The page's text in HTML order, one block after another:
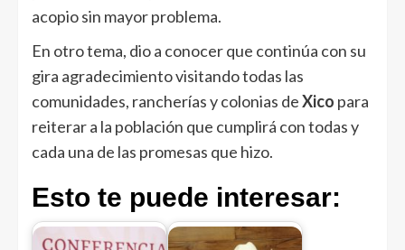
acopio sin mayor problema.
En otro tema, dio a conocer que continúa con su
gira agradecimiento visitando todas las
comunidades, rancherías y colonias deXico para
reiterar a la población que cumplirá con todas y
cada una de las promesas que hizo.
Esto te puede interesar: